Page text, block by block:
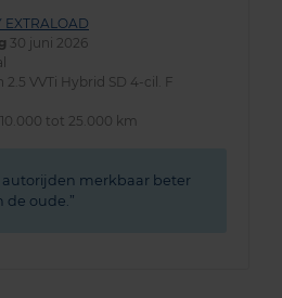
EXTRALOAD
30 juni 2026
2.5 VVTi Hybrid SD 4-cil. F
10.000 tot 25.000 km
merkbaar beter
de oude.